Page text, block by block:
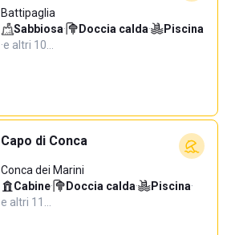
Battipaglia
Sabbiosa· Doccia calda·
Piscina
·e altri 10…
Capo di Conca
Conca dei Marini
Cabine· Doccia calda· Piscina·
e altri 11…